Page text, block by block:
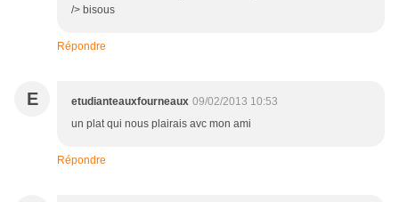
/> bisous
Répondre
E etudianteauxfourneaux 09/02/2013 10:53
un plat qui nous plairais avc mon ami
Répondre